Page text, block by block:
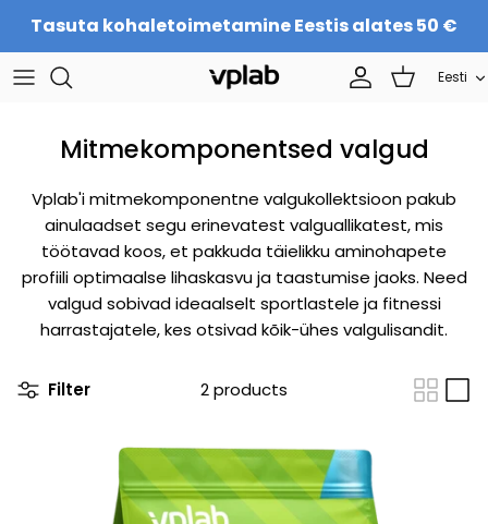
content
Tasuta kohaletoimetamine Eestis alates 50 €
Eesti
EESMÄRGIKOMPLEKTID
Sporditoitumine
Proteiin
Ilule
Toidulisandid
Meist
Meeskond
KARJÄÄR
Kontaktid
Hakka edasimüüjaks
Mitmekomponentsed valgud
Vplab'i mitmekomponentne valgukollektsioon pakub
ainulaadset segu erinevatest valguallikatest, mis
töötavad koos, et pakkuda täielikku aminohapete
profiili optimaalse lihaskasvu ja taastumise jaoks. Need
valgud sobivad ideaalselt sportlastele ja fitnessi
harrastajatele, kes otsivad kõik-ühes valgulisandit.
Filter 2 products